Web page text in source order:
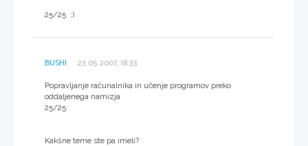
25/25 ;)
BUSHI 23.05.2007, 18:33
Popravljanje računalnika in učenje programov preko
oddaljenega namizja
25/25
Kakšne teme ste pa imeli?